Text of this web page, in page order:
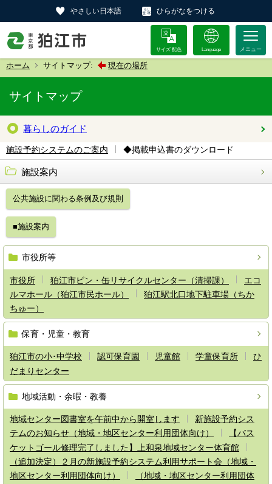
やさしい日本語 ひらがなをつける
サイズ 配色 Language
ホーム サイトマップ: 現在の場所
サイトマップ
暮らしのガイド
施設予約システムのご案内 ◆掲載申込書のダウンロード
施設案内
公共施設に関わる条例及び規則
■施設案内
市役所等
市役所 狛江市ビン・缶リサイクルセンター（清掃課）
エコ
ルマホール（狛江市民ホール）
狛江駅北口地下駐車場（ちか
ちゅー）
保育・児童・教育
狛江市の小･中学校 認可保育園 児童館 学童保育所
ひ
だまりセンター
地域活動・余暇・教養
地域センター図書室を午前中から開室します
新施設予約シス
テムのお知らせ（地域・地区センター利用団体向け）
【バス
ケットゴール修理完了しました】上和泉地域センター体育館
（追加決定）２月の新施設予約システム利用サポート会（地域・
地区センター利用団体向け）
（地域・地区センター利用団体